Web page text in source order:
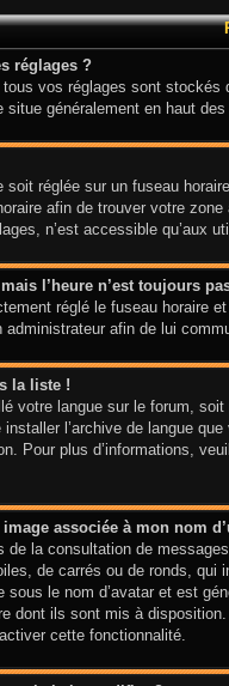
réglages ?
vos réglages sont stockés
situe généralement en haut
soit réglée sur un fuseau
afin de trouver votre
n’est accessible qu’aux
l’heure n’est toujours
réglé le fuseau horaire
afin de lui
la liste !
votre langue sur le forum,
installer l’archive de langue
Pour plus d’informations,
associée à mon nom
de la consultation de
de carrés ou de ronds,
le nom d’avatar et est
dont ils sont mis à
cette fonctionnalité.